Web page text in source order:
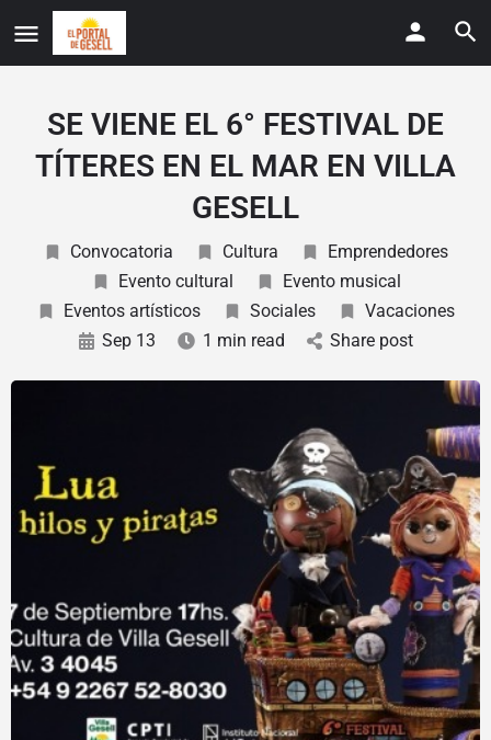
SE VIENE EL 6° FESTIVAL DE
TÍTERES EN EL MAR EN VILLA
GESELL
Convocatoria Cultura
Emprendedores
Evento cultural
Evento musical
Eventos artísticos
Sociales
Vacaciones
Sep 13
1 min read Share post